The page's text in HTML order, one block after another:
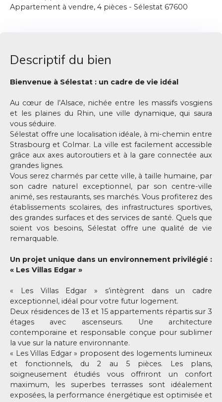
Appartement à vendre, 4 pièces - Sélestat 67600
Descriptif du bien
Bienvenue à Sélestat : un cadre de vie idéal
Au cœur de l’Alsace, nichée entre les massifs vosgiens
et les plaines du Rhin, une ville dynamique, qui saura
vous séduire.
Sélestat offre une localisation idéale, à mi-chemin entre
Strasbourg et Colmar. La ville est facilement accessible
grâce aux axes autoroutiers et à la gare connectée aux
grandes lignes.
Vous serez charmés par cette ville, à taille humaine, par
son cadre naturel exceptionnel, par son centre-ville
animé, ses restaurants, ses marchés. Vous profiterez des
établissements scolaires, des infrastructures sportives,
des grandes surfaces et des services de santé. Quels que
soient vos besoins, Sélestat offre une qualité de vie
remarquable.
Un projet unique dans un environnement privilégié :
« Les Villas Edgar »
« Les Villas Edgar » s’intègrent dans un cadre
exceptionnel, idéal pour votre futur logement.
Deux résidences de 13 et 15 appartements répartis sur 3
étages avec ascenseurs. Une architecture
contemporaine et responsable conçue pour sublimer
la vue sur la nature environnante.
« Les Villas Edgar » proposent des logements lumineux
et fonctionnels, du 2 au 5 pièces. Les plans,
soigneusement étudiés vous offriront un confort
maximum, les superbes terrasses sont idéalement
exposées, la performance énergétique est optimisée et